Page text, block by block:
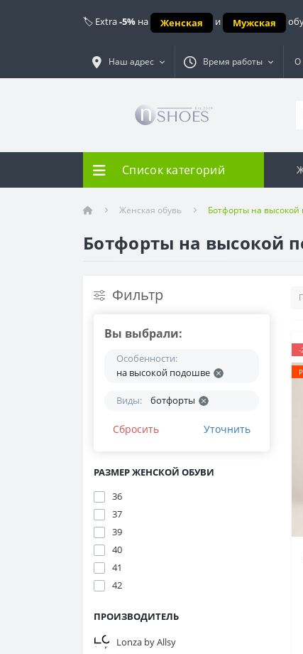
🏷️ Extra-5% на Женская и Мужская
Наш адрес Время работы О
Список категорий
Женская обувь Ботфорты на высокой
Ботфорты на высокой
Фильтр
Вы выбрали:
Особенности:
на высокой подошве
Виды: ботфорты
Сбросить Уточнить
РАЗМЕР ЖЕНСКОЙ ОБУВИ
36
37
39
40
41
42
ПРОИЗВОДИТЕЛЬ
Lonza by Allsy
-